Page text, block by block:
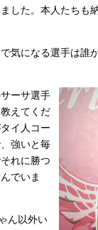
した。本人たちも
気になる選手は誰
ーサ選手
えてくだ
イ人コー
強いと毎
れに勝つ
でいま
ん以外い